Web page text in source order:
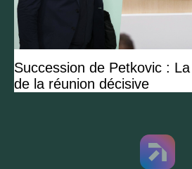
Succession de Petkovic :
de la réunion décisive